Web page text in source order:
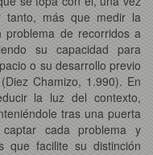
tanto, más que medir la
problema de recorridos a
su capacidad para
o su desarrollo previo
Chamizo, 1.990). En
la luz del contexto,
tras una puerta
cada problema y
que facilite su distinción